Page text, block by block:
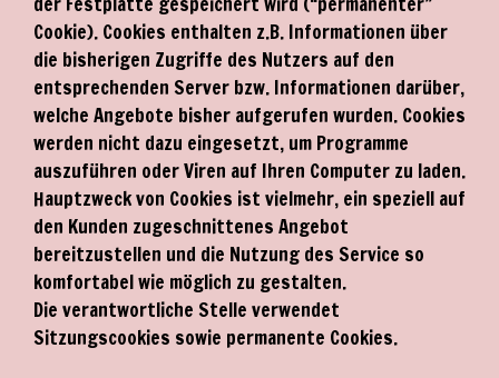
Cookie). Cookies enthalten z.B. Informationen über
die bisherigen Zugriffe des Nutzers auf den
entsprechenden Server bzw. Informationen darüber,
welche Angebote bisher aufgerufen wurden. Cookies
werden nicht dazu eingesetzt, um Programme
auszuführen oder Viren auf Ihren Computer zu laden.
Hauptzweck von Cookies ist vielmehr, ein speziell auf
den Kunden zugeschnittenes Angebot
bereitzustellen und die Nutzung des Service so
komfortabel wie möglich zu gestalten.
Die verantwortliche Stelle verwendet
Sitzungscookies sowie permanente Cookies.